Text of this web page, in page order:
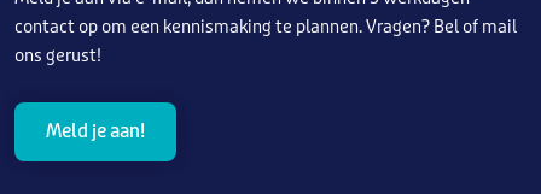
contact op om een kennismaking te plannen. Vragen? Bel of mail
ons gerust!
Meld je aan!